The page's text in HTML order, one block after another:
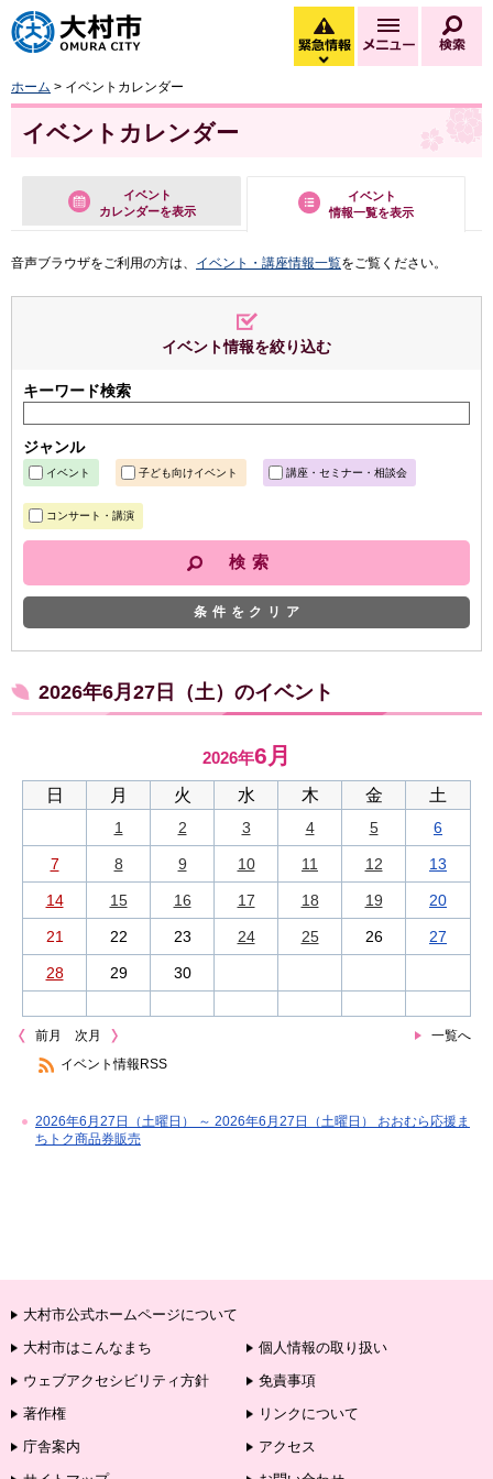
大村市
緊急情報
緊急情報を開く
メニュー
ホーム > イベントカレンダー
イベントカレンダー
イベント
カレンダーを表示
イベント
情報一覧を表示
音声ブラウザをご利用の方は、 イベント・講座情報一覧をご覧ください。
イベント情報を絞り込む
キーワード検索
ジャンル
イベント 子ども向けイベント 講座・セミナー・相談会
コンサート・講演
条件をクリア
2026年6月27日（土）のイベント
2026年6月
日 月 火 水 木 金 土
1 2 3 4 5 6
7 8 9 10 11 12 13
14 15 16 17 18 19 20
21 22 23 24 25 26 27
28 29 30
前月 一覧へ
次月
イベント情報RSS
2026年6月27日（土曜日） ～ 2026年6月27日（土曜日） おおむら応援ま
ちトク商品券販売
大村市公式ホームページについて
大村市はこんなまち
個人情報の取り扱い
ウェブアクセシビリティ方針
免責事項
著作権
リンクについて
庁舎案内
アクセス